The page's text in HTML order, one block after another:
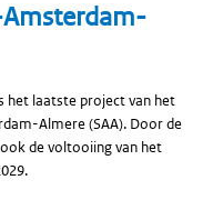
het laatste project van het
Almere (SAA). Door de
de voltooiing van het